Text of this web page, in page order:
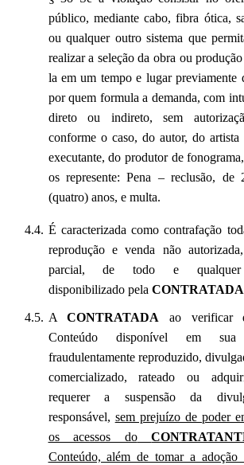
público, mediante cabo, fibra ótica,
ou qualquer outro sistema que
realizar a seleção da obra ou
la em um tempo e lugar previamente
por quem formula a demanda, com
direto ou indireto, sem
conforme o caso, do autor, do artista
executante, do produtor de
os represente: Pena – reclusão,
(quatro) anos, e multa.
É caracterizada como contrafação
reprodução e venda não
parcial, de todo e qualquer
disponibilizado pela CONTRATADA
ACONTRATADA ao verificar
Conteúdo disponível em sua
fraudulentamente reproduzido,
comercializado, rateado ou
requerer a suspensão da
responsável, sem prejuízo de poder
os acessos do
Conteúdo, além de tomar a adoção